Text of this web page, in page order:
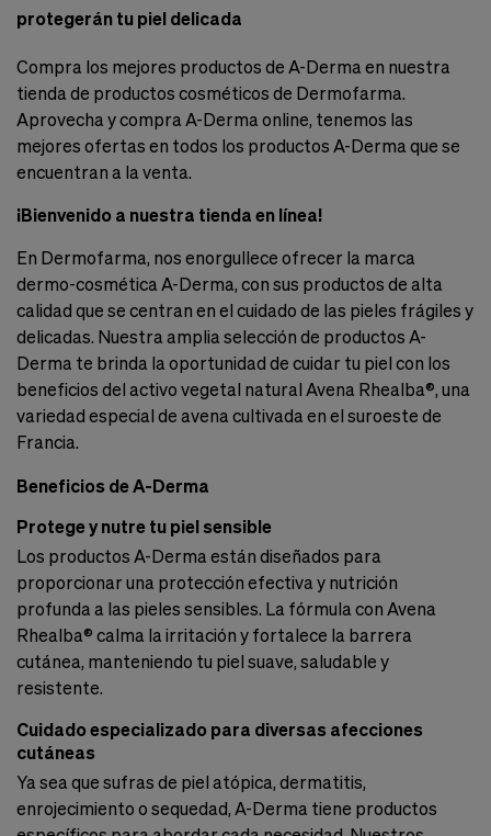
protegerán tu piel delicada
Compra los mejores productos de A-Derma en nuestra
tienda de productos cosméticos de Dermofarma.
Aprovecha y compra A-Derma online, tenemos las
mejores ofertas en todos los productos A-Derma que se
encuentran a la venta.
¡Bienvenido a nuestra tienda en línea!
En Dermofarma, nos enorgullece ofrecer la marca
dermo-cosmética A-Derma, con sus productos de alta
calidad que se centran en el cuidado de las pieles frágiles y
delicadas. Nuestra amplia selección de productos A-
Derma te brinda la oportunidad de cuidar tu piel con los
beneficios del activo vegetal natural Avena Rhealba®, una
variedad especial de avena cultivada en el suroeste de
Francia.
Beneficios de A-Derma
Protege y nutre tu piel sensible
Los productos A-Derma están diseñados para
proporcionar una protección efectiva y nutrición
profunda a las pieles sensibles. La fórmula con Avena
Rhealba® calma la irritación y fortalece la barrera
cutánea, manteniendo tu piel suave, saludable y
resistente.
Cuidado especializado para diversas afecciones
cutáneas
Ya sea que sufras de piel atópica, dermatitis,
enrojecimiento o sequedad, A-Derma tiene productos